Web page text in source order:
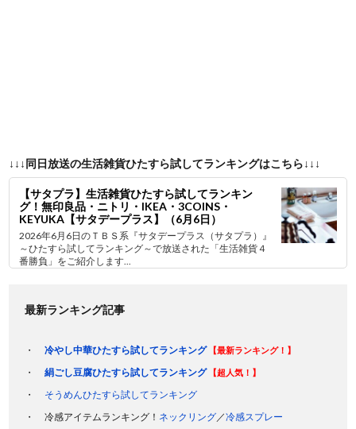
↓↓↓同日放送の生活雑貨ひたすら試してランキングはこちら↓↓↓
【サタプラ】生活雑貨ひたすら試してランキン
グ！無印良品・ニトリ・IKEA・3COINS・
KEYUKA【サタデープラス】（6月6日）
2026年6月6日のＴＢＳ系『サタデープラス（サタプラ）』
～ひたすら試してランキング～で放送された「生活雑貨４
番勝負」をご紹介します...
最新ランキング記事
冷やし中華ひたすら試してランキング 【最新ランキング！】
絹ごし豆腐ひたすら試してランキング 【超人気！】
そうめんひたすら試してランキング
冷感アイテムランキング！ ネックリング／冷感スプレー